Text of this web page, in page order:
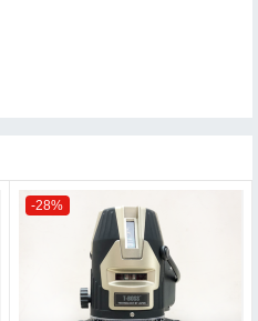
-28%